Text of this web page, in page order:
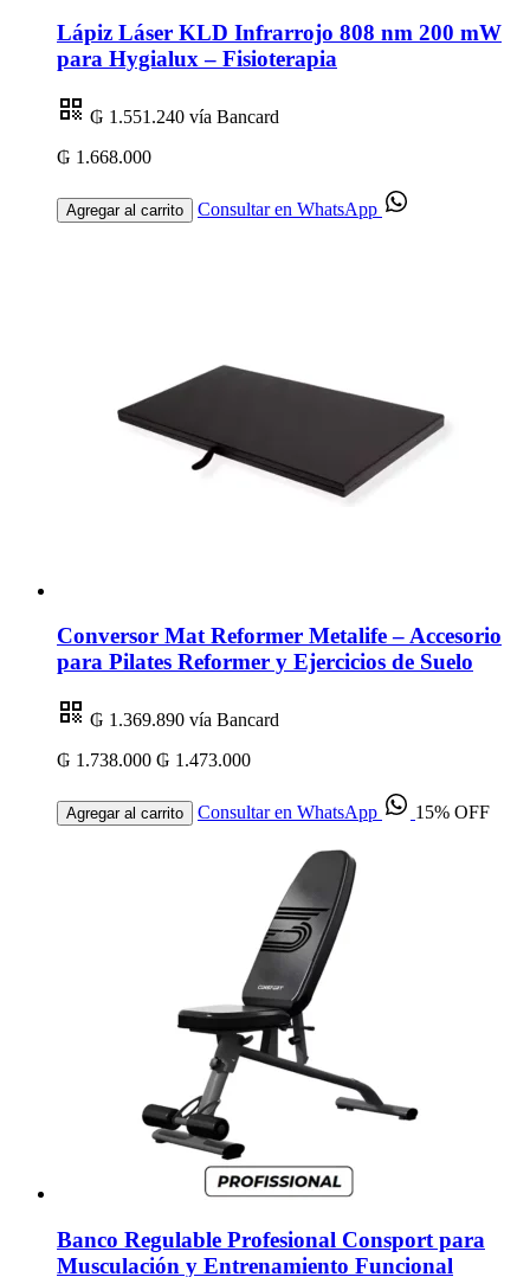
Lápiz Láser KLD Infrarrojo 808 nm 200 mW
para Hygialux – Fisioterapia
₲ 1.551.240 vía Bancard
₲ 1.668.000
Agregar al carrito Consultar en WhatsApp
Conversor Mat Reformer Metalife – Accesorio
para Pilates Reformer y Ejercicios de Suelo
₲ 1.369.890 vía Bancard
₲ 1.738.000 ₲ 1.473.000
Agregar al carrito Consultar en WhatsApp 15% OFF
Banco Regulable Profesional Consport para
Musculación y Entrenamiento Funcional